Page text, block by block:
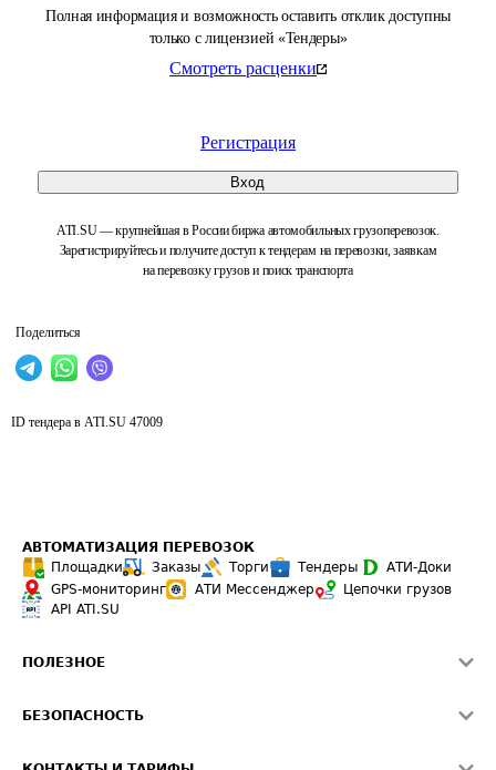
Полная информация и возможность оставить отклик доступны
только с лицензией «Тендеры»
Смотреть расценки
Регистрация
Вход
ATI.SU — крупнейшая в России биржа автомобильных грузоперевозок.
Зарегистрируйтесь и получите доступ к тендерам на перевозки, заявкам
на перевозку грузов и поиск транспорта
Поделиться
ID тендера в ATI.SU 47009
АВТОМАТИЗАЦИЯ ПЕРЕВОЗОК
Площадки
Заказы Торги Тендеры
АТИ-Доки
GPS-мониторинг
АТИ Мессенджер
Цепочки грузов
API ATI.SU
ПОЛЕЗНОЕ
Звезды ATI.SU на вашем сайте
БЕЗОПАСНОСТЬ